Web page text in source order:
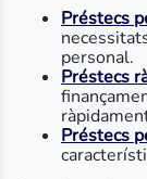
Préstecs
personal.
Préstecs
Préstecs